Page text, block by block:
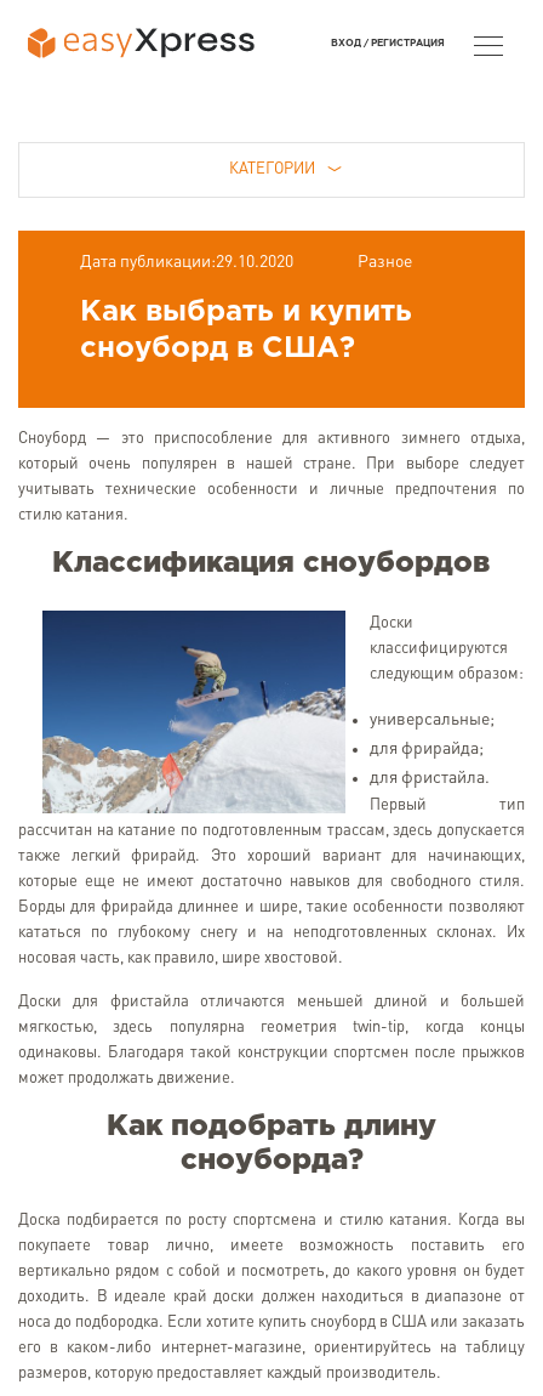
КАТЕГОРИИ
Дата публикации:29.10.2020 Разное
Как выбрать и купить
сноуборд в США?
Сноуборд — это приспособление для активного зимнего отдыха,
который очень популярен в нашей стране. При выборе следует
учитывать технические особенности и личные предпочтения по
стилю катания.
Классификация сноубордов
Доски
классифицируются
следующим образом:
универсальные;
для фрирайда;
для фристайла.
Первый тип
рассчитан на катание по подготовленным трассам, здесь допускается
также легкий фрирайд. Это хороший вариант для начинающих,
которые еще не имеют достаточно навыков для свободного стиля.
Борды для фрирайда длиннее и шире, такие особенности позволяют
кататься по глубокому снегу и на неподготовленных склонах. Их
носовая часть, как правило, шире хвостовой.
Доски для фристайла отличаются меньшей длиной и большей
мягкостью, здесь популярна геометрия twin-tip, когда концы
одинаковы. Благодаря такой конструкции спортсмен после прыжков
может продолжать движение.
Как подобрать длину
сноуборда?
Доска подбирается по росту спортсмена и стилю катания. Когда вы
покупаете товар лично, имеете возможность поставить его
вертикально рядом с собой и посмотреть, до какого уровня он будет
доходить. В идеале край доски должен находиться в диапазоне от
носа до подбородка. Если хотите купить сноуборд в США или заказать
его в каком-либо интернет-магазине, ориентируйтесь на таблицу
размеров, которую предоставляет каждый производитель.
ВХОД / РЕГИСТРАЦИЯ